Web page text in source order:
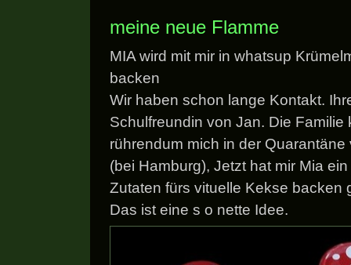
meine neue Flamme
MIA wird mit mir in whatsup
backen
Wir haben schon lange Kontakt.
Schulfreundin von Jan. Die Familie
rührendum mich in der Quarantäne
(bei Hamburg), Jetzt hat mir Mia
Zutaten fürs vituelle Kekse backen
Das ist eine s o nette Idee.